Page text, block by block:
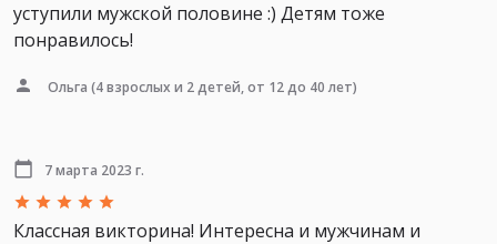
уступили мужской половине :) Детям тоже
понравилось!
Ольга (4 взрослых и 2 детей, от 12 до 40 лет)
7 марта 2023 г.
Классная викторина! Интересна и мужчинам и